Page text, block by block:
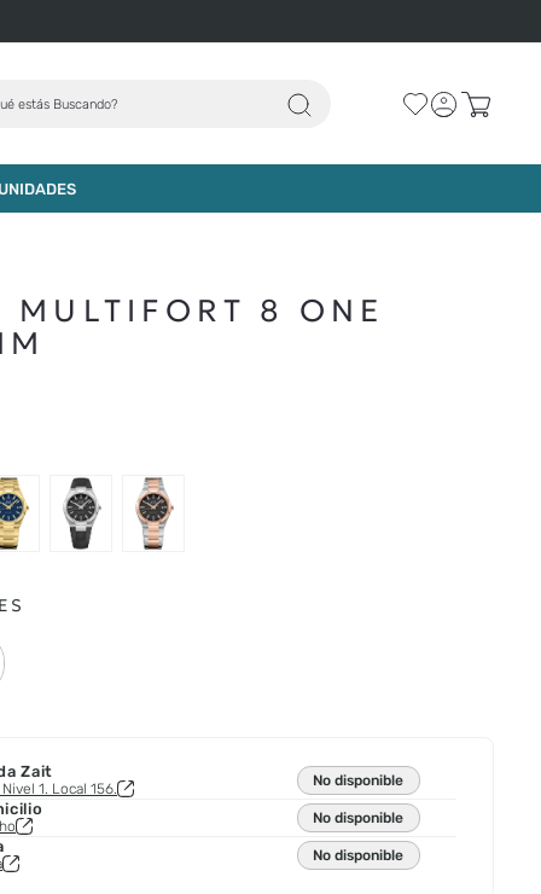
estás Buscando?
MULTIFORT 8 ONE
Zait
1. Local 156.
No disponible
No disponible
No disponible